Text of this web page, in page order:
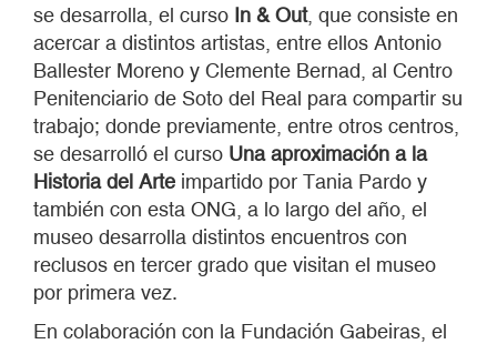
se desarrolla, el curso In & Out, que consiste en
acercar a distintos artistas, entre ellos Antonio
Ballester Moreno y Clemente Bernad, al Centro
Penitenciario de Soto del Real para compartir su
trabajo; donde previamente, entre otros centros,
se desarrolló el curso Una aproximación a la
Historia del Arte impartido por Tania Pardo y
también con esta ONG, a lo largo del año, el
museo desarrolla distintos encuentros con
reclusos en tercer grado que visitan el museo
por primera vez.
En colaboración con la Fundación Gabeiras, el